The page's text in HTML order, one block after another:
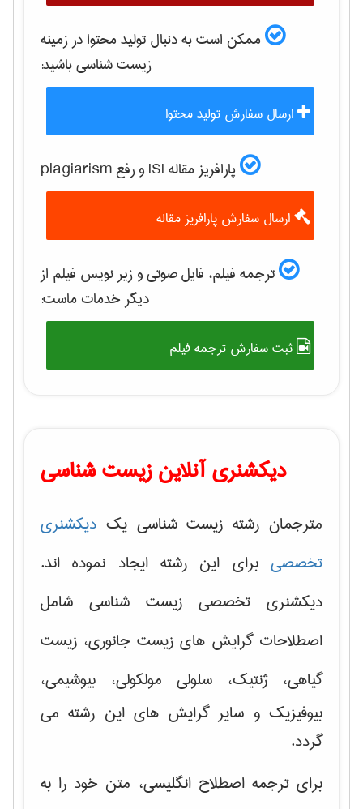
ممکن است به دنبال تولید محتوا در زمینه
زيست شناسیباشید:
ارسال سفارش تولید محتوا
پارافریز مقاله ISI و رفع plagiarism
ارسال سفارش پارافریز مقاله
ترجمه فیلم، فایل صوتی و زیر نویس فیلم از
دیگر خدمات ماست:
ثبت سفارش ترجمه فیلم
دیکشنری آنلاین زیست شناسی
مترجمان رشته زیست شناسی یک دیکشنری
تخصصی برای این رشته ایجاد نموده اند.
دیکشنری تخصصی زیست شناسی شامل
اصطلاحات گرایش های زیست جانوری، زیست
گیاهی، ژنتیک، سلولی مولکولی، بیوشیمی،
بیوفیزیک و سایر گرایش های این رشته می
گردد.
برای ترجمه اصطلاح انگلیسی، متن خود را به